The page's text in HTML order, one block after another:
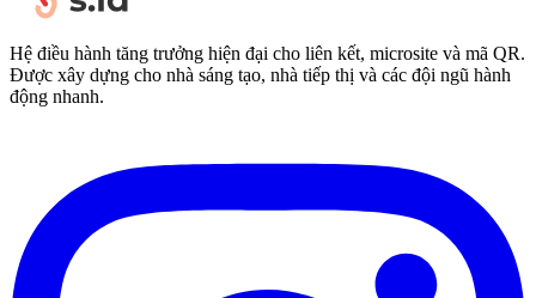
Hệ điều hành tăng trưởng hiện đại cho liên kết, microsite và mã QR.
Được xây dựng cho nhà sáng tạo, nhà tiếp thị và các đội ngũ hành
động nhanh.